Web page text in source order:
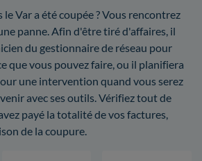
Var a été coupée ? Vous rencontrez
panne. Afin d'être tiré d'affaires, il
du gestionnaire de réseau pour
que vous pouvez faire, ou il planifiera
une intervention quand vous serez
avec ses outils. Vérifiez tout de
payé la totalité de vos factures,
de la coupure.